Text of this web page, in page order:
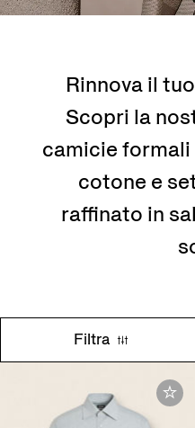
Rinnova il
Scopri la
camicie
cotone e
raffinato in
Filtra